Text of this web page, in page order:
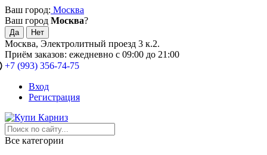
Ваш город: Москва
Ваш город Москва?
Москва, Электролитный проезд 3 к.2.
Приём заказов: ежедневно с 09:00 до 21:00
+7 (993) 356-74-75
Вход
Регистрация
Все категории